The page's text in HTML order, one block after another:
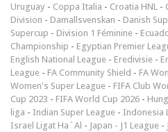
Uruguay - Coppa Italia - Croatia HNL -
Division - Damallsvenskan - Danish
Supercup - Division 1 Féminine -
Championship - Egyptian Premier
English National League - Eredivisie -
League - FA Community Shield - FA
Women's Super League - FIFA Club
Cup 2023 - FIFA World Cup 2026 -
liga - Indian Super League - Indonesia
Israel Ligat Ha`Al - Japan - J1 League -